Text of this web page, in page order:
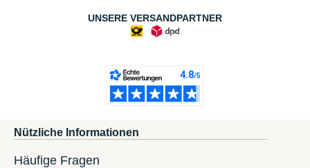
UNSERE VERSANDPARTNER
Nützliche Informationen
Häufige Fragen